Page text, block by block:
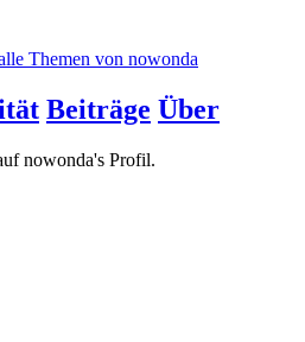
Themen von nowonda
Beiträge Über
nowonda's Profil.